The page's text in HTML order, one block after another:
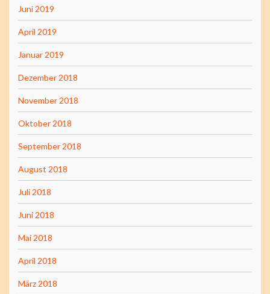
Juni 2019
April 2019
Januar 2019
Dezember 2018
November 2018
Oktober 2018
September 2018
August 2018
Juli 2018
Juni 2018
Mai 2018
April 2018
März 2018